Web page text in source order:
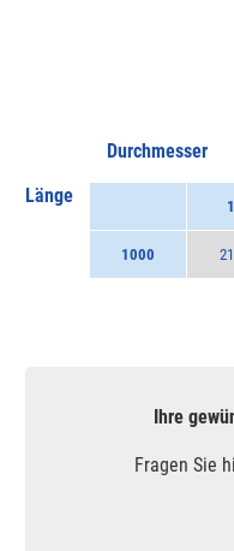
Durchmesser
Länge
1000
Ihre
Fragen Sie